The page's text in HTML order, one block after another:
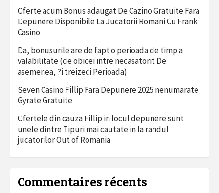
Oferte acum Bonus adaugat De Cazino Gratuite Fara
Depunere Disponibile La Jucatorii Romani Cu Frank
Casino
Da, bonusurile are de fapt o perioada de timp a
valabilitate (de obicei intre necasatorit De
asemenea, ?i treizeci Perioada)
Seven Casino Fillip Fara Depunere 2025 nenumarate
Gyrate Gratuite
Ofertele din cauza Fillip in locul depunere sunt
unele dintre Tipuri mai cautate in la randul
jucatorilor Out of Romania
Commentaires récents